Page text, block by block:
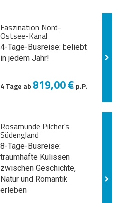
Faszination Nord-
Ostsee-Kanal
4-Tage-Busreise: beliebt
in jedem Jahr!
4 Tage ab 819,00 € p.P.
Rosamunde Pilcher's
Südengland
8-Tage-Busreise:
traumhafte Kulissen
zwischen Geschichte,
Natur und Romantik
erleben